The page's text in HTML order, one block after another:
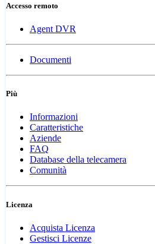
Accesso remoto
Agent DVR
Documenti
Più
Informazioni
Caratteristiche
Aziende
FAQ
Database della telecamera
Comunità
Licenza
Acquista Licenza
Gestisci Licenze